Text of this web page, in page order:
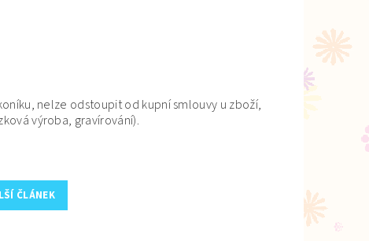
nelze odstoupit od kupní smlouvy u zboží,
výroba, gravírování).
ČLÁNEK